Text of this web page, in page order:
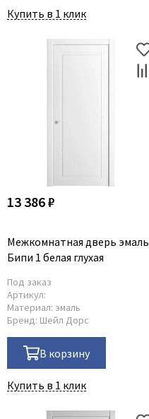
Купить в 1 клик
13 386 ₽
Межкомнатная дверь эмаль
Бипи 1 белая глухая
Под заказ
Артикул:
Материал: эмаль
Бренд: Шейл Дорс
В корзину
Купить в 1 клик